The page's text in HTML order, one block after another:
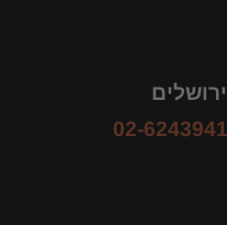
02-6243941